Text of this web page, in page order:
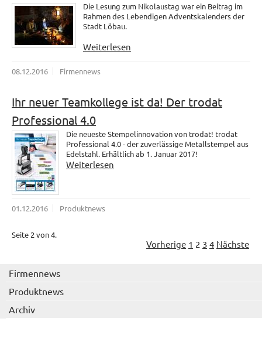
Die Lesung zum Nikolaustag war ein Beitrag im
Rahmen des Lebendigen Adventskalenders der
Stadt Löbau.
Weiterlesen
08.12.2016 Firmennews
Ihr neuer Teamkollege ist da! Der trodat
Professional 4.0
Die neueste Stempelinnovation von trodat! trodat
Professional 4.0 - der zuverlässige Metallstempel aus
Edelstahl. Erhältlich ab 1. Januar 2017!
Weiterlesen
01.12.2016 Produktnews
Seite 2 von 4.
Vorherige 1 2 3 4 Nächste
Firmennews
Produktnews
Archiv